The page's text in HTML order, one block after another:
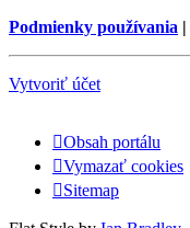
Podmienky používania |
Vytvoriť účet
Obsah portálu
Vymazať cookies
Sitemap